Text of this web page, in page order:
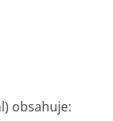
obsahuje: